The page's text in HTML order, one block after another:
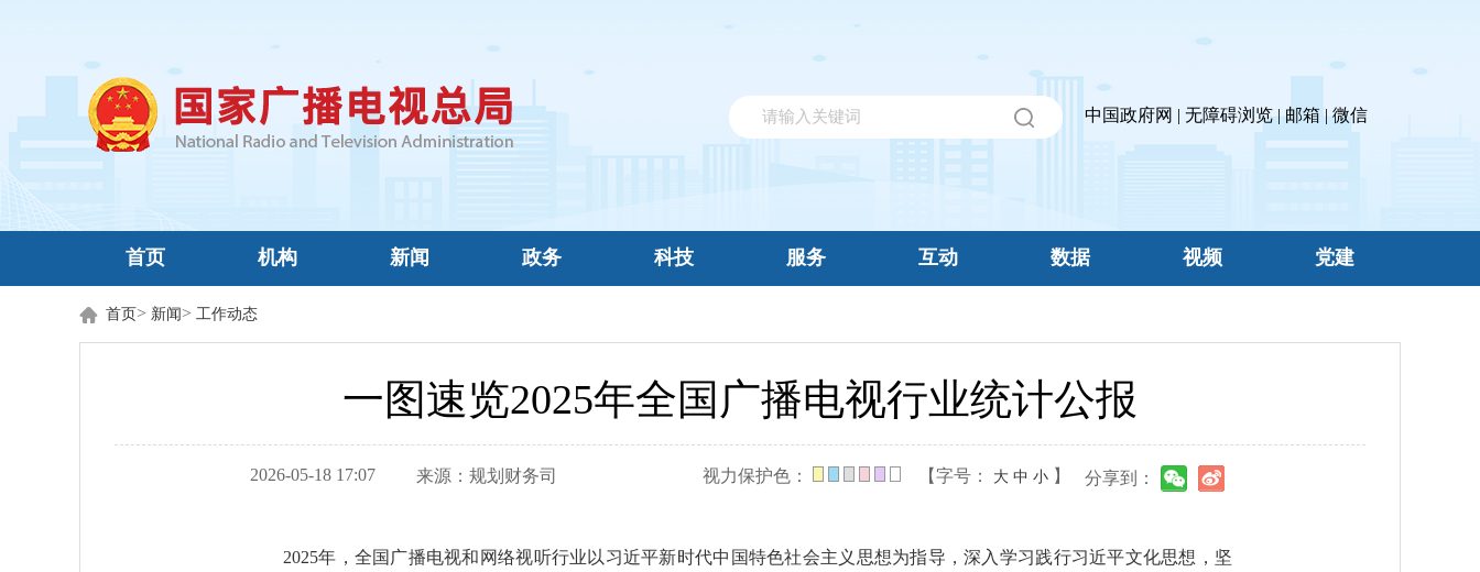
中国政府网 | 无障碍浏览|邮箱 |微信
首页 机构 新闻 政务 科技 服务 互动 数据 视频 党建
首页> 新闻 > 工作动态
一图速览2025年全国广播电视行业统计公报
2026-05-18 17:07 来源： 规划财务司 视力保护色： 【字号： 大 中 小 】 分享到：
2025年，全国广播电视和网络视听行业以习近平新时代中国特色社会主义思想为指导，深入学习践行习近平文化思想，坚